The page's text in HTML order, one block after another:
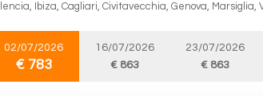
Ibiza, Cagliari, Civitavecchia, Genova, Marsiglia,
02/07/2026
€ 783
16/07/2026
€ 863
23/07/2026
€ 863